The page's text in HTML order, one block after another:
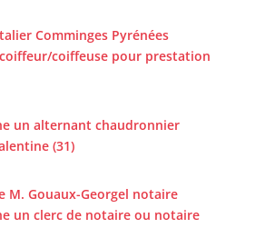
Comminges Pyrénées
coiffeuse pour prestation
un alternant chaudronnier
(31)
M. Gouaux-Georgel notaire
un clerc de notaire ou notaire